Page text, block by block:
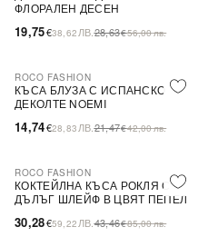
ФЛОРАЛЕН ДЕСЕН
19,75€38,62 ЛВ.28,63€56,00лв.
-31%
ROCO FASHION
КЪСА БЛУЗА С ИСПАНСКО
ДЕКОЛТЕ NOEMI
14,74€28,83 ЛВ.21,47€42,00лв.
-30%
ROCO FASHION
КОКТЕЙЛНА КЪСА РОКЛЯ С
ДЪЛЪГ ШЛЕЙФ В ЦВЯТ ПЕПЕЛ
30,28€59,22 ЛВ.43,46€85,00лв.